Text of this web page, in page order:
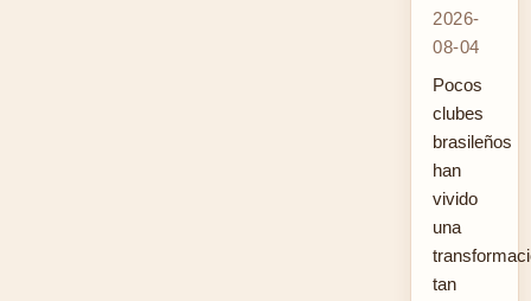
2026-
08-04
Pocos
clubes
brasileños
han
vivido
una
tan